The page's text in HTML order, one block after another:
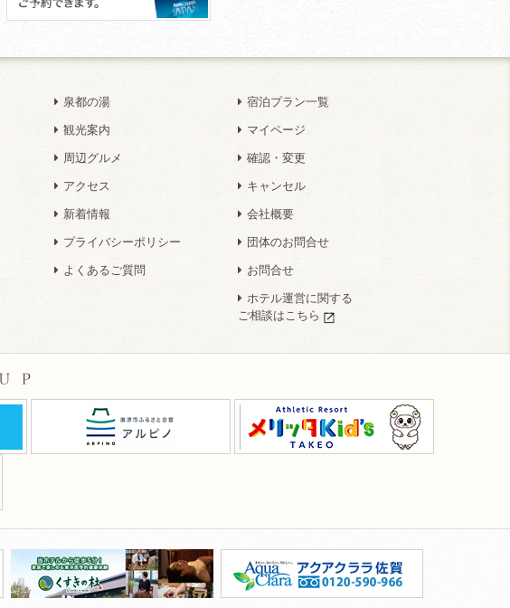
泉都の湯
観光案内
周辺グルメ
アクセス
新着情報
プライバシーポリシー
よくあるご質問
宿泊プラン一覧
マイページ
確認・変更
キャンセル
会社概要
団体のお問合せ
お問合せ
ホテル運営に関する
ご相談はこちら